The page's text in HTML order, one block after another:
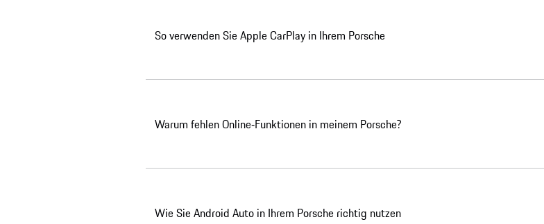
So verwenden Sie Apple CarPlay in Ihrem Porsche
Warum fehlen Online‑Funktionen in meinem Porsche?
Wie Sie Android Auto in Ihrem Porsche richtig nutzen